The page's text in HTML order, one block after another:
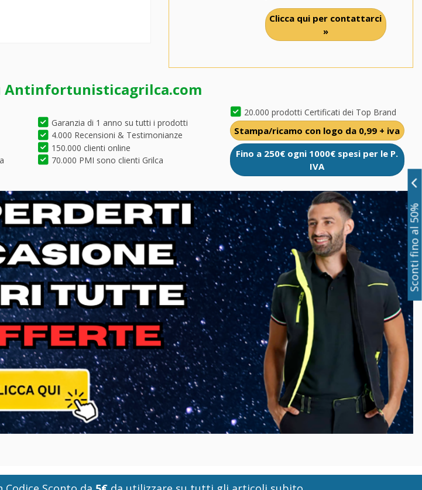
Clicca qui per contattarci
»
Antinfortunisticagrilca.com
Garanzia di 1 anno su tutti i prodotti
4.000 Recensioni & Testimonianze
150.000 clienti online
70.000 PMI sono clienti Grilca
20.000 prodotti Certificati dei Top Brand
Stampa/ricamo con logo da 0,99 + iva
Fino a 250€ ogni 1000€ spesi per le P.
IVA
Sconti fino al 50%